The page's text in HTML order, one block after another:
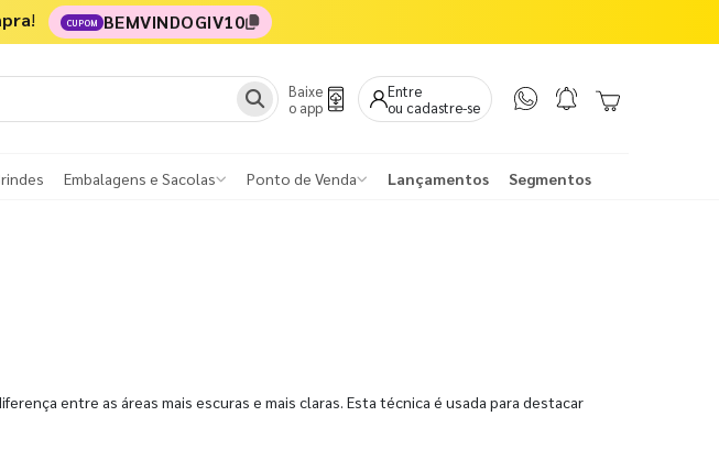
! CUPOM BEMVINDOGIV10
Baixe
o app
Entre
ou cadastre-se
Embalagens e Sacolas Ponto de Venda Lançamentos Segmentos
entre as áreas mais escuras e mais claras. Esta técnica é usada para destacar